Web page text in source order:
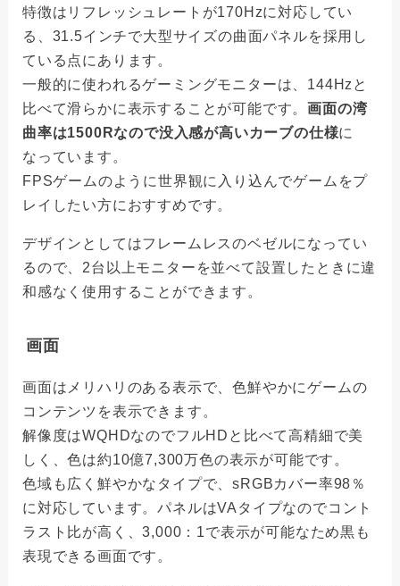
特徴はリフレッシュレートが170Hzに対応してい
る、31.5インチで大型サイズの曲面パネルを採用し
ている点にあります。
一般的に使われるゲーミングモニターは、144Hzと
比べて滑らかに表示することが可能です。画面の湾
曲率は1500Rなので没入感が高いカーブの仕様に
なっています。
FPSゲームのように世界観に入り込んでゲームをプ
レイしたい方におすすめです。
デザインとしてはフレームレスのベゼルになってい
るので、2台以上モニターを並べて設置したときに違
和感なく使用することができます。
画面
画面はメリハリのある表示で、色鮮やかにゲームの
コンテンツを表示できます。
解像度はWQHDなのでフルHDと比べて高精細で美
しく、色は約10億7,300万色の表示が可能です。
色域も広く鮮やかなタイプで、sRGBカバー率98％
に対応しています。パネルはVAタイプなのでコント
ラスト比が高く、3,000：1で表示が可能なため黒も
表現できる画面です。